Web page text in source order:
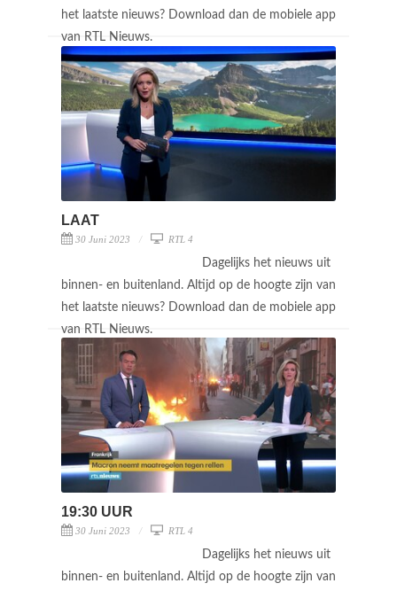
het laatste nieuws? Download dan de mobiele app
van RTL Nieuws.
LAAT
30 Juni 2023 RTL 4
Dagelijks het nieuws uit
binnen- en buitenland. Altijd op de hoogte zijn van
het laatste nieuws? Download dan de mobiele app
van RTL Nieuws.
19:30 UUR
30 Juni 2023 RTL 4
Dagelijks het nieuws uit
binnen- en buitenland. Altijd op de hoogte zijn van